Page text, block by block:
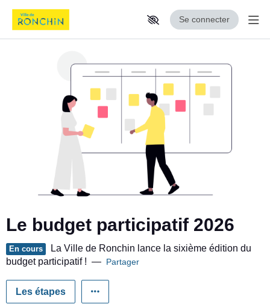
Se connecter
Le budget participatif 2026
En cours
La Ville de Ronchin lance la sixième édition du
budget participatif ! — Partager
Les étapes